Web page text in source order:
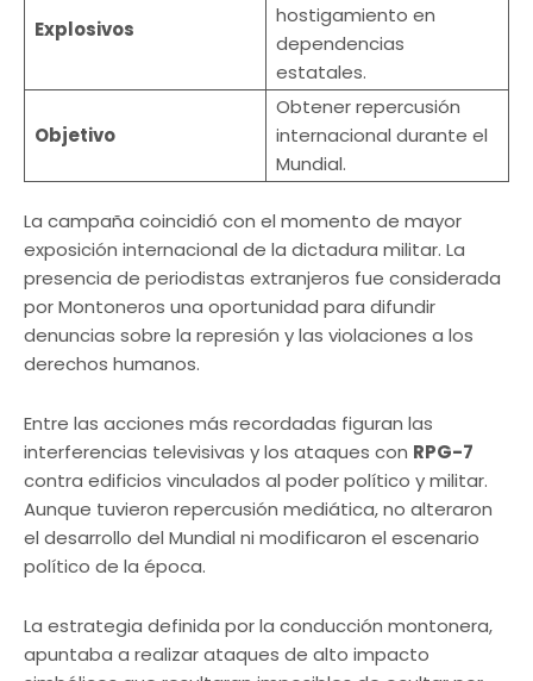
Explosivos
hostigamiento en
dependencias
estatales.
Objetivo
Obtener repercusión
internacional durante el
Mundial.
La campaña coincidió con el momento de mayor
exposición internacional de la dictadura militar. La
presencia de periodistas extranjeros fue considerada
por Montoneros una oportunidad para difundir
denuncias sobre la represión y las violaciones a los
derechos humanos.
Entre las acciones más recordadas figuran las
interferencias televisivas y los ataques con RPG-7
contra edificios vinculados al poder político y militar.
Aunque tuvieron repercusión mediática, no alteraron
el desarrollo del Mundial ni modificaron el escenario
político de la época.
La estrategia definida por la conducción montonera,
apuntaba a realizar ataques de alto impacto